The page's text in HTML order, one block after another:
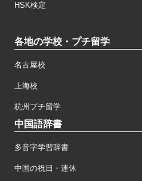
HSK検定
各地の学校・プチ留学
名古屋校
上海校
杭州プチ留学
中国語辞書
多音字学習辞書
中国の祝日・連休